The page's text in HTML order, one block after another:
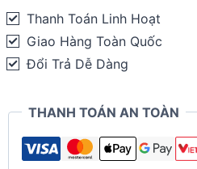
bẩy
Pioneer
Cobra
05s)
quantity
Thanh Toán Linh Hoạt
Giao Hàng Toàn Quốc
Đổi Trả Dễ Dàng
THANH TOÁN AN TOÀN